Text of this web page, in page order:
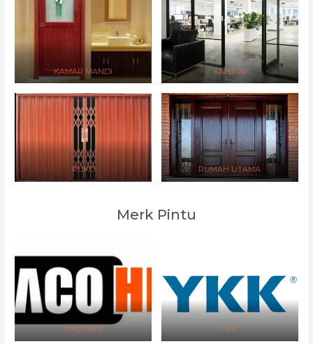
KAMAR MANDI KANTOR
RUKO RUMAH UTAMA
Merk Pintu
TACO HPL YKK